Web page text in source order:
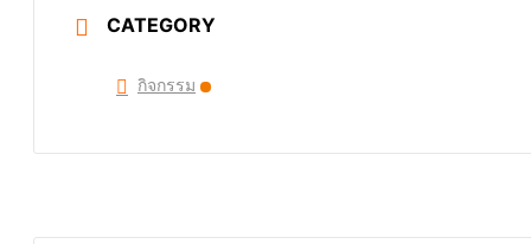
CATEGORY
กิจกรรม